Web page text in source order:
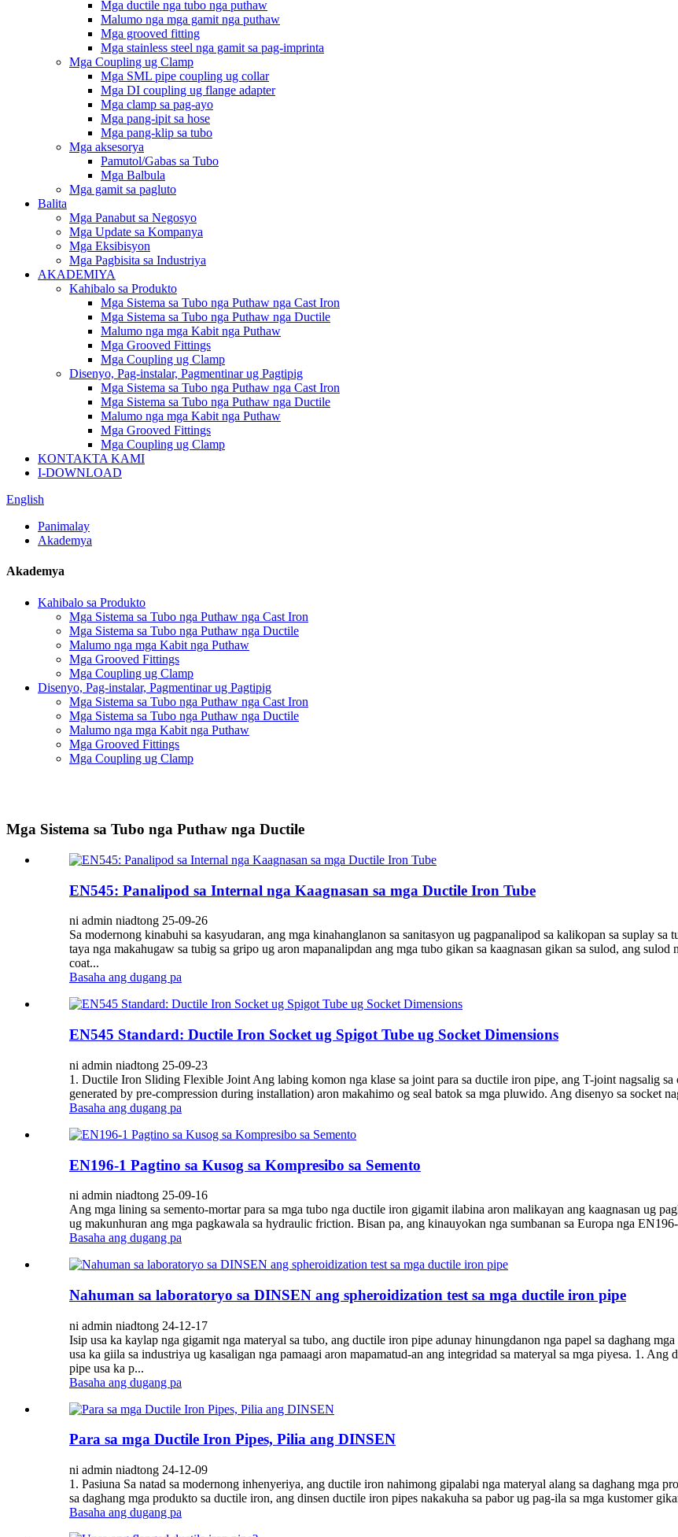
Mga ductile nga tubo nga puthaw
Malumo nga mga gamit nga puthaw
Mga grooved fitting
Mga stainless steel nga gamit sa pag-imprinta
Mga Coupling ug Clamp
Mga SML pipe coupling ug collar
Mga DI coupling ug flange adapter
Mga clamp sa pag-ayo
Mga pang-ipit sa hose
Mga pang-klip sa tubo
Mga aksesorya
Pamutol/Gabas sa Tubo
Mga Balbula
Mga gamit sa pagluto
Balita
Mga Panabut sa Negosyo
Mga Update sa Kompanya
Mga Eksibisyon
Mga Pagbisita sa Industriya
AKADEMIYA
Kahibalo sa Produkto
Mga Sistema sa Tubo nga Puthaw nga Cast Iron
Mga Sistema sa Tubo nga Puthaw nga Ductile
Malumo nga mga Kabit nga Puthaw
Mga Grooved Fittings
Mga Coupling ug Clamp
Disenyo, Pag-instalar, Pagmentinar ug Pagtipig
Mga Sistema sa Tubo nga Puthaw nga Cast Iron
Mga Sistema sa Tubo nga Puthaw nga Ductile
Malumo nga mga Kabit nga Puthaw
Mga Grooved Fittings
Mga Coupling ug Clamp
KONTAKTA KAMI
I-DOWNLOAD
English
Panimalay
Akademya
Akademya
Kahibalo sa Produkto
Mga Sistema sa Tubo nga Puthaw nga Cast Iron
Mga Sistema sa Tubo nga Puthaw nga Ductile
Malumo nga mga Kabit nga Puthaw
Mga Grooved Fittings
Mga Coupling ug Clamp
Disenyo, Pag-instalar, Pagmentinar ug Pagtipig
Mga Sistema sa Tubo nga Puthaw nga Cast Iron
Mga Sistema sa Tubo nga Puthaw nga Ductile
Malumo nga mga Kabit nga Puthaw
Mga Grooved Fittings
Mga Coupling ug Clamp
Mga Sistema sa Tubo nga Puthaw nga Ductile
EN545: Panalipod sa Internal nga Kaagnasan sa mga Ductile Iron Tube
ni admin niadtong 25-09-26
Sa modernong kinabuhi sa kasyudaran, ang mga kinahanglanon sa sanitasyon ug pagpanalipod sa kalikopan sa suplay
taya nga makahugaw sa tubig sa gripo ug aron mapanalipdan ang mga tubo gikan sa kaagnasan gikan sa sulod, ang
coat...
Basaha ang dugang pa
EN545 Standard: Ductile Iron Socket ug Spigot Tube ug Socket Dimensions
ni admin niadtong 25-09-23
1. Ductile Iron Sliding Flexible Joint Ang labing komon nga klase sa joint para sa ductile iron pipe, ang T-joint nagsalig
generated by pre-compression during installation) aron makahimo og seal batok sa mga pluwido. Ang disenyo sa socket
Basaha ang dugang pa
EN196-1 Pagtino sa Kusog sa Kompresibo sa Semento
ni admin niadtong 25-09-16
Ang mga lining sa semento-mortar para sa mga tubo nga ductile iron gigamit ilabina aron malikayan ang kaagnasan ug
ug makunhuran ang mga pagkawala sa hydraulic friction. Bisan pa, ang kinauyokan nga sumbanan sa Europa nga
Basaha ang dugang pa
Nahuman sa laboratoryo sa DINSEN ang spheroidization test sa mga ductile iron pipe
ni admin niadtong 24-12-17
Isip usa ka kaylap nga gigamit nga materyal sa tubo, ang ductile iron pipe adunay hinungdanon nga papel sa daghang
usa ka giila sa industriya ug kasaligan nga pamaagi aron mapamatud-an ang integridad sa materyal sa mga piyesa. 1.
pipe usa ka p...
Basaha ang dugang pa
Para sa mga Ductile Iron Pipes, Pilia ang DINSEN
ni admin niadtong 24-12-09
1. Pasiuna Sa natad sa modernong inhenyeriya, ang ductile iron nahimong gipalabi nga materyal alang sa daghang mga
sa daghang mga produkto sa ductile iron, ang dinsen ductile iron pipes nakakuha sa pabor ug pag-ila sa mga kustomer
Basaha ang dugang pa